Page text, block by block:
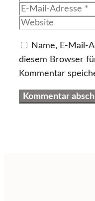
Name, E-Mail-
diesem Browser
Kommentar